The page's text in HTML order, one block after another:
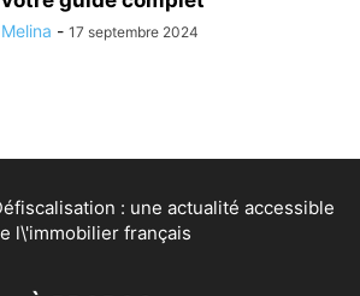
Melina - 17 septembre 2024